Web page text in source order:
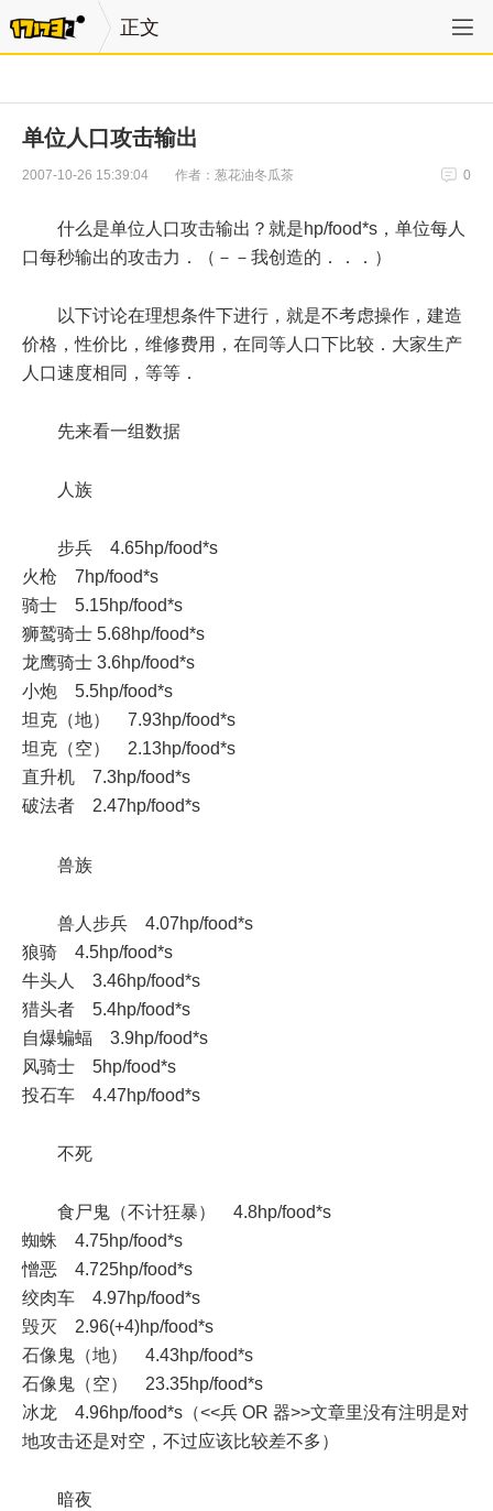
正文
单位人口攻击输出
2007-10-26 15:39:04 作者：葱花油冬瓜茶 0
什么是单位人口攻击输出？就是hp/food*s，单位每人
口每秒输出的攻击力．（－－我创造的．．．）
以下讨论在理想条件下进行，就是不考虑操作，建造
价格，性价比，维修费用，在同等人口下比较．大家生产
人口速度相同，等等．
先来看一组数据
人族
步兵 4.65hp/food*s
火枪 7hp/food*s
骑士 5.15hp/food*s
狮鹫骑士 5.68hp/food*s
龙鹰骑士 3.6hp/food*s
小炮 5.5hp/food*s
坦克（地） 7.93hp/food*s
坦克（空） 2.13hp/food*s
直升机 7.3hp/food*s
破法者 2.47hp/food*s
兽族
兽人步兵 4.07hp/food*s
狼骑 4.5hp/food*s
牛头人 3.46hp/food*s
猎头者 5.4hp/food*s
自爆蝙蝠 3.9hp/food*s
风骑士 5hp/food*s
投石车 4.47hp/food*s
不死
食尸鬼（不计狂暴） 4.8hp/food*s
蜘蛛 4.75hp/food*s
憎恶 4.725hp/food*s
绞肉车 4.97hp/food*s
毁灭 2.96(+4)hp/food*s
石像鬼（地） 4.43hp/food*s
石像鬼（空） 23.35hp/food*s
冰龙 4.96hp/food*s（<<兵 OR 器>>文章里没有注明是对
地攻击还是对空，不过应该比较差不多）
暗夜